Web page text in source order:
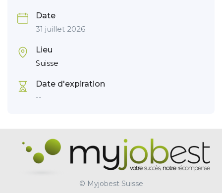
Date
31 juillet 2026
Lieu
Suisse
Date d'expiration
--
© Myjobest Suisse